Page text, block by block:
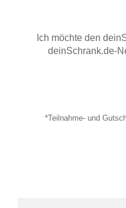
Ich möchte den
deinSchrank.de-
*Teilnahme- und